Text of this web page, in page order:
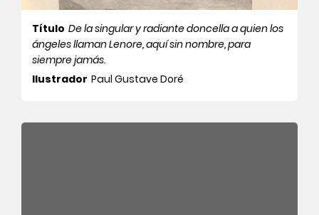
Título De la singular y radiante doncella a quien los
ángeles llaman Lenore, aquí sin nombre, para
siempre jamás.
Ilustrador Paul Gustave Doré